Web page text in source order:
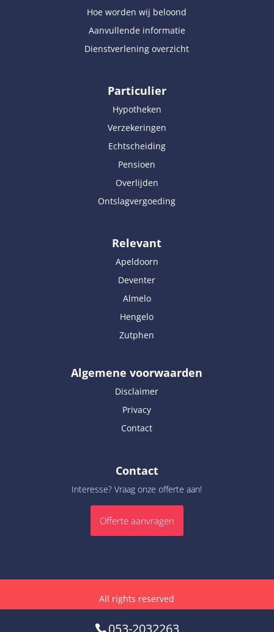
Hoe worden wij beloond
Aanvullende informatie
Dienstverlening overzicht
Particulier
Hypotheken
Verzekeringen
Echtscheiding
Pensioen
Overlijden
Ontslagvergoeding
Relevant
Apeldoorn
Deventer
Almelo
Hengelo
Zutphen
Algemene voorwaarden
Disclaimer
Privacy
Contact
Contact
Interesse? Vraag onze offerte aan!
Offerte aanvragen
All rights reserved
053-2032263